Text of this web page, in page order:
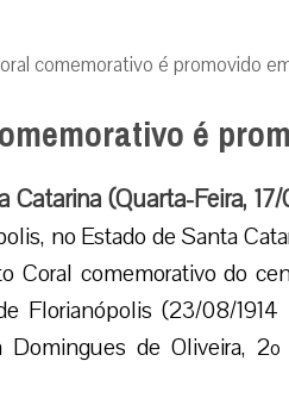
comemorativo é promovido
é
Catarina (Quarta-Feira,
no Estado de Santa
Coral comemorativo do
Florianópolis (23/08/
de Oliveira,